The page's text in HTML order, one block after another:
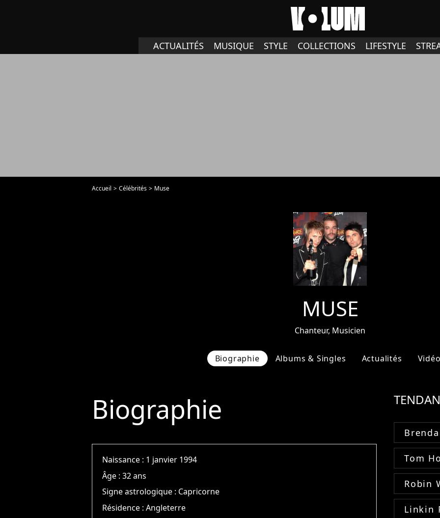
ACTUALITÉS MUSIQUE STYLE COLLECTIONS LIFESTYLE
Accueil Célébrités Muse
MUSE
Chanteur, Musicien
Biographie Albums & Singles Actualités
Biographie
Naissance : 1 janvier 1994
Âge :32 ans
Signe astrologique : Capricorne
Résidence :Angleterre
Tom
Robin
Linkin